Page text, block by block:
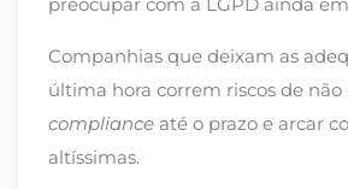
preocupar com a LGPD ainda em
Companhias que deixam as
última hora correm riscos de
compliance até o prazo e arcar
altíssimas.